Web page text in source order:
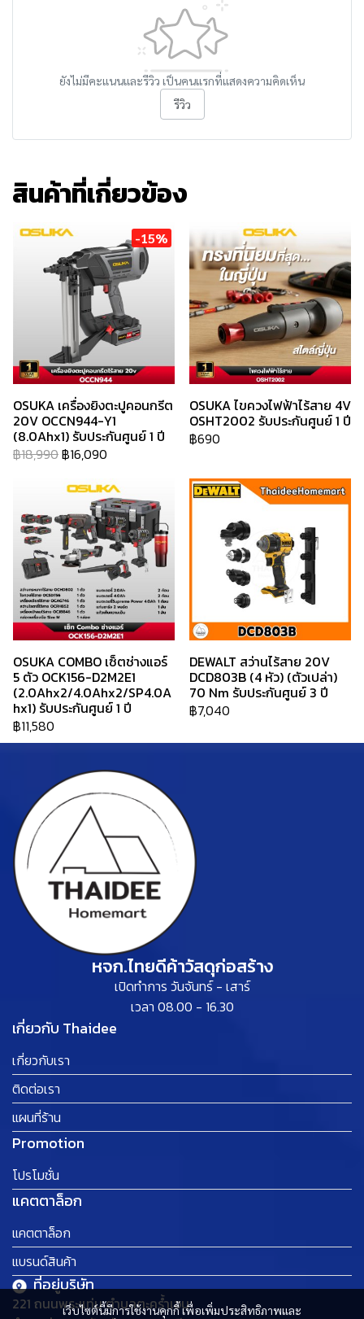
ยังไม่มีคะแนนและรีวิว เป็นคนแรกที่แสดงความคิดเห็น
รีวิว
สินค้าที่เกี่ยวข้อง
-15%
OSUKA เครื่องยิงตะปูคอนกรีต
20V OCCN944-Y1
(8.0Ahx1) รับประกันศูนย์ 1 ปี
฿18,990฿16,090
OSUKA ไขควงไฟฟ้าไร้สาย 4V
OSHT2002 รับประกันศูนย์ 1 ปี
฿690
OSUKA COMBO เซ็ตช่างแอร์
5 ตัว OCK156-D2M2E1
(2.0Ahx2/4.0Ahx2/SP4.0A
hx1) รับประกันศูนย์ 1 ปี
฿11,580
DEWALT สว่านไร้สาย 20V
DCD803B (4 หัว) (ตัวเปล่า)
70 Nm รับประกันศูนย์ 3 ปี
฿7,040
เว็บไซต์นี้มีการใช้งานคุกกี้ เพื่อเพิ่มประสิทธิภาพและ
หจก.ไทยดีค้าวัสดุก่อสร้าง
เปิดทำการ วันจันทร์ - เสาร์
เวลา 08.00 - 16.30
เกี่ยวกับ Thaidee
เกี่ยวกับเรา
ติดต่อเรา
แผนที่ร้าน
Promotion
โปรโมชั่น
แคตตาล็อก
แคตตาล็อก
แบรนด์สินค้า
ที่อยู่บริษัท
221 ถนนพระแท่น ตำบลตะคร้ำเอน